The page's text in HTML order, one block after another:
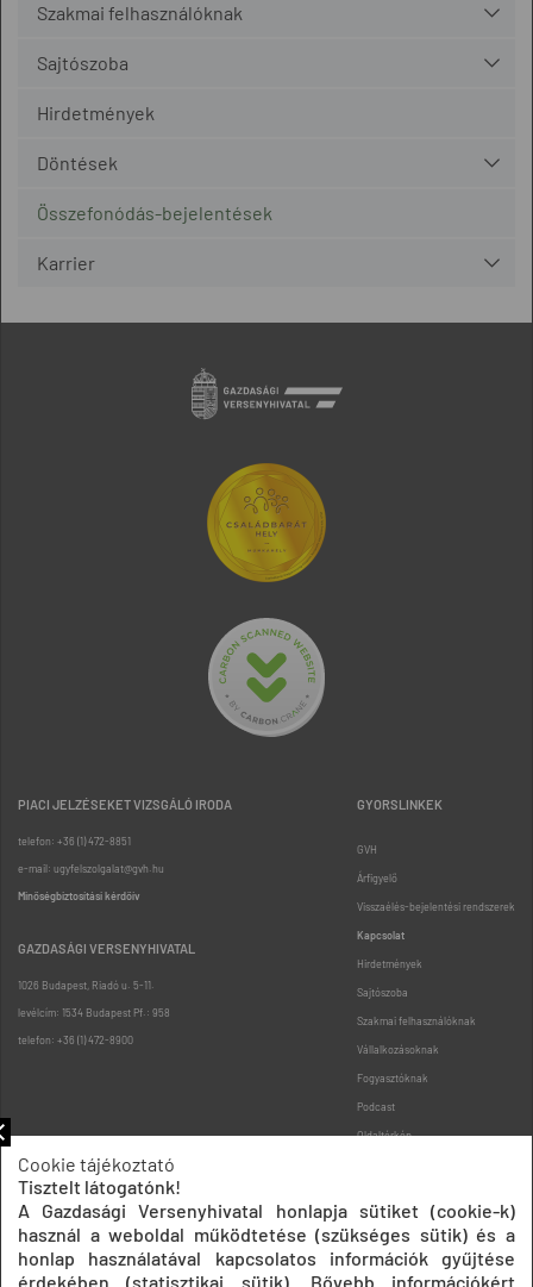
Szakmai felhasználóknak
Sajtószoba
Hirdetmények
Döntések
Összefonódás-bejelentések
Karrier
PIACI JELZÉSEKET VIZSGÁLÓ IRODA
telefon: +36 (1) 472-8851
e-mail: ugyfelszolgalat@gvh.hu
Minőségbiztosítási kérdőív
GAZDASÁGI VERSENYHIVATAL
1026 Budapest, Riadó u. 5-11.
levélcím: 1534 Budapest Pf.: 958
telefon: +36 (1) 472-8900
GYORSLINKEK
GVH
Árfigyelő
Visszaélés-bejelentési rendszerek
Kapcsolat
Hirdetmények
Sajtószoba
Szakmai felhasználóknak
Vállalkozásoknak
Fogyasztóknak
Podcast
Oldaltérkép
Cookie tájékoztató
Tisztelt látogatónk!
A Gazdasági Versenyhivatal honlapja sütiket (cookie-k)
használ a weboldal működtetése (szükséges sütik) és a
honlap használatával kapcsolatos információk gyűjtése
érdekében (statisztikai sütik). Bővebb információkért